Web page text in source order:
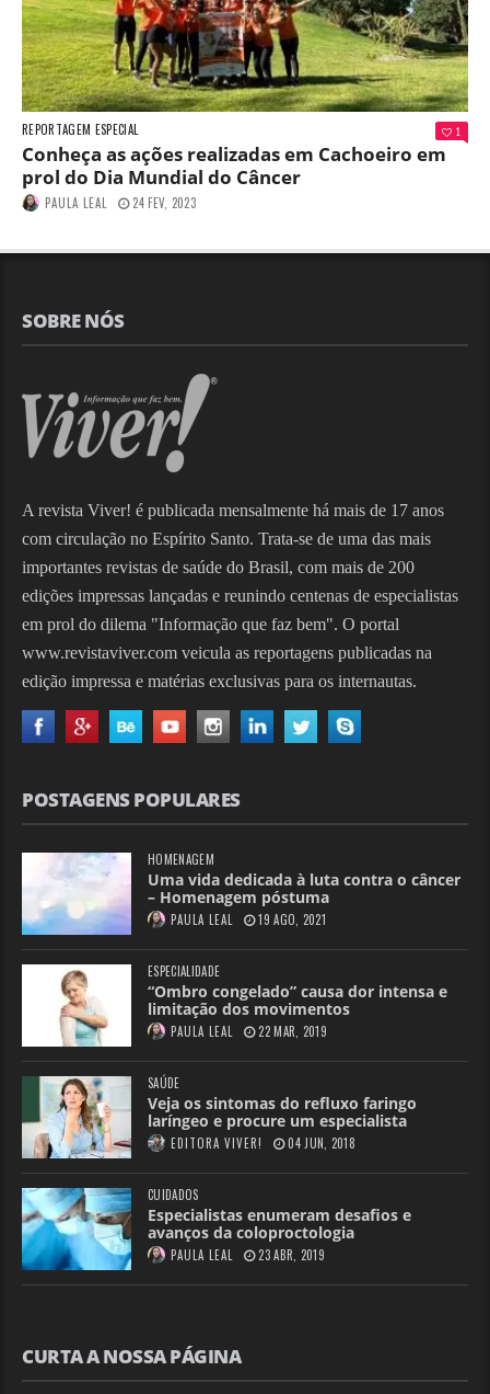
REPORTAGEM ESPECIAL 1
Conheça as ações realizadas em Cachoeiro em
prol do Dia Mundial do Câncer
PAULA LEAL 24 FEV, 2023
SOBRE NÓS
A revista Viver! é publicada mensalmente há mais de 17 anos
com circulação no Espírito Santo. Trata-se de uma das mais
importantes revistas de saúde do Brasil, com mais de 200
edições impressas lançadas e reunindo centenas de especialistas
em prol do dilema "Informação que faz bem". O portal
www.revistaviver.com veicula as reportagens publicadas na
edição impressa e matérias exclusivas para os internautas.
POSTAGENS POPULARES
HOMENAGEM
Uma vida dedicada à luta contra o câncer
– Homenagem póstuma
PAULA LEAL 19 AGO, 2021
ESPECIALIDADE
“Ombro congelado” causa dor intensa e
limitação dos movimentos
PAULA LEAL 22 MAR, 2019
SAÚDE
Veja os sintomas do refluxo faringo
laríngeo e procure um especialista
EDITORA VIVER! 04 JUN, 2018
CUIDADOS
Especialistas enumeram desafios e
avanços da coloproctologia
PAULA LEAL 23 ABR, 2019
CURTA A NOSSA PÁGINA